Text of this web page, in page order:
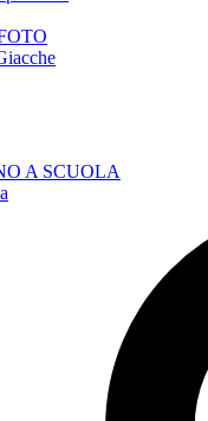
A SCUOLA